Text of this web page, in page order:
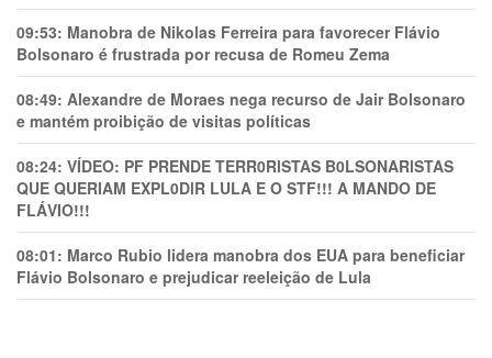
09:53: Manobra de Nikolas Ferreira para favorecer Flávio
Bolsonaro é frustrada por recusa de Romeu Zema
08:49: Alexandre de Moraes nega recurso de Jair Bolsonaro
e mantém proibição de visitas políticas
08:24: VÍDEO: PF PRENDE TERR0RlSTAS B0LSONARlSTAS
QUE QUERIAM EXPL0DlR LULA E O STF!!! A MANDO DE
FLÁVIO!!!
08:01: Marco Rubio lidera manobra dos EUA para beneficiar
Flávio Bolsonaro e prejudicar reeleição de Lula